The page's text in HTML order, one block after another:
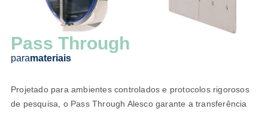
Pass Through
paramateriais
Projetado para ambientes controlados e protocolos rigorosos
de pesquisa, o Pass Through Alesco garante a transferência